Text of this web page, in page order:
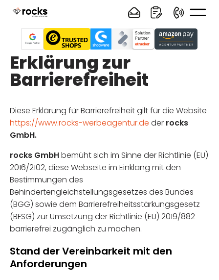
Erklärung zur
Barrierefreiheit
Diese Erklärung für Barrierefreiheit gilt für die Website
https://www.rocks-werbeagentur.de der rocks
GmbH.
rocks GmbHbemüht sich im Sinne der Richtlinie (EU)
2016/2102, diese Webseite im Einklang mit den
Bestimmungen des
Behindertengleichstellungsgesetzes des Bundes
(BGG) sowie dem Barrierefreiheitsstärkungsgesetz
(BFSG) zur Umsetzung der Richtlinie (EU) 2019/882
barrierefrei zugänglich zu machen.
Stand der Vereinbarkeit mit den
Anforderungen